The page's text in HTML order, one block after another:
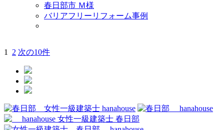
春日部市 Ｍ様
バリアフリーリフォーム事例
1 2 次の10件